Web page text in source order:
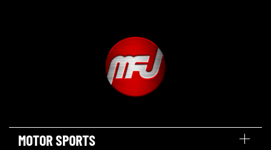
MOTOR SPORTS